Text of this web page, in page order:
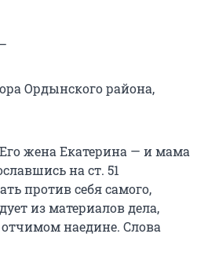
Ордынского района,
жена Екатерина — и мама
на ст. 51
против себя самого,
из материалов дела,
отчимом наедине. Слова